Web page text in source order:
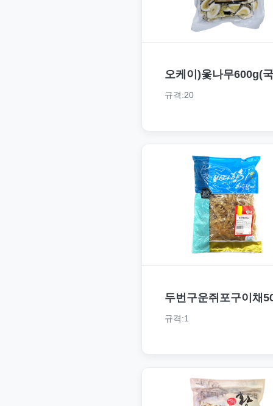
오케이)옻나무600g(
규격:20
두번구운쥐포구이채
규격:1